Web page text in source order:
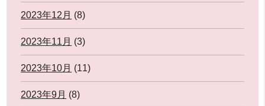
2023年12月 (8)
2023年11月 (3)
2023年10月 (11)
2023年9月 (8)